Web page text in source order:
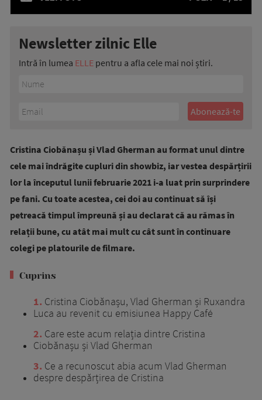
Newsletter zilnic Elle
Intră în lumea ELLE pentru a afla cele mai noi știri.
Cristina Ciobănașu și Vlad Gherman au format unul dintre
cele mai îndrăgite cupluri din showbiz, iar vestea despărțirii
lor la începutul lunii februarie 2021 i-a luat prin surprindere
pe fani. Cu toate acestea, cei doi au continuat să își
petreacă timpul împreună și au declarat că au rămas în
relații bune, cu atât mai mult cu cât sunt în continuare
colegi pe platourile de filmare.
Cuprins
1 Cristina Ciobănașu, Vlad Gherman și Ruxandra
Luca au revenit cu emisiunea Happy Café
2 Care este acum relația dintre Cristina
Ciobănașu și Vlad Gherman
3 Ce a recunoscut abia acum Vlad Gherman
despre despărțirea de Cristina